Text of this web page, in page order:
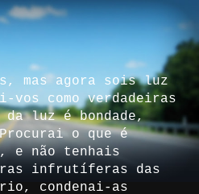
mas agora sois luz
vos como verdadeiras
luz é bondade,
o que é
e não tenhais
infrutíferas das
condenai-as